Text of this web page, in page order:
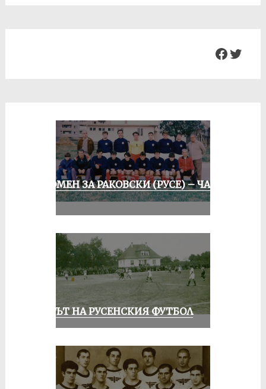
СПОМЕН ЗА РАКОВСКИ (РУСЕ) – ЧАСТ
ВЕКЪТ НА РУСЕНСКИЯ ФУТБОЛ